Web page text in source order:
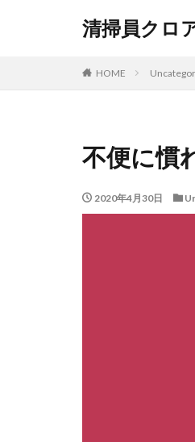
清掃員クロ
HOME
不便に慣
2020年4月30日